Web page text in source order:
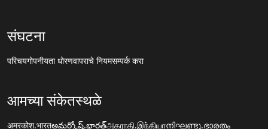
संघटना
परिचयगोपनीयता धोरणवापराचे नियमसम्पर्क करा
आमच्या संकेतस्थळे
अमरकोश.भारतఅమర్కోష్.భారత్அகராதி.இந்தியாനിഘണ്ടു.ഭാരതം